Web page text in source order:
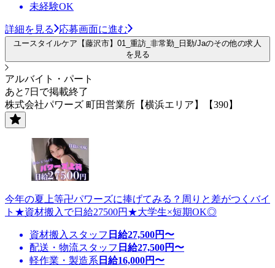
未経験OK
詳細を見る 応募画面に進む
ユースタイルケア【藤沢市】01_重訪_非常勤_日勤/Jaのその他の求人
を見る
アルバイト・パート
あと7日で掲載終了
株式会社パワーズ 町田営業所【横浜エリア】【390】
今年の夏上等卍パワーズに捧げてみる？周りと差がつくバイ
ト★資材搬入で日給27500円★大学生×短期OK◎
資材搬入スタッフ 日給27,500円〜
配送・物流スタッフ 日給27,500円〜
軽作業・製造系 日給16,000円〜